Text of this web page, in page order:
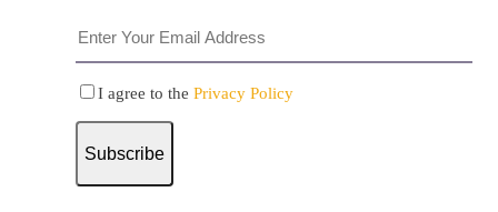
I agree to the Privacy Policy
Subscribe